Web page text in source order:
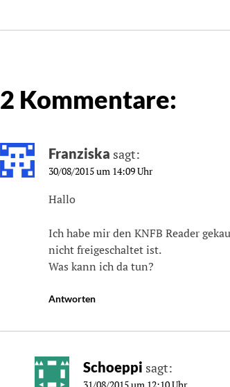
2 Kommentare:
Franziska sagt:
30/08/2015 um 14:09 Uhr
Hallo
Ich habe mir den KNFB Reader
nicht freigeschaltet ist.
Was kann ich da tun?
Antworten
Schoeppi sagt: